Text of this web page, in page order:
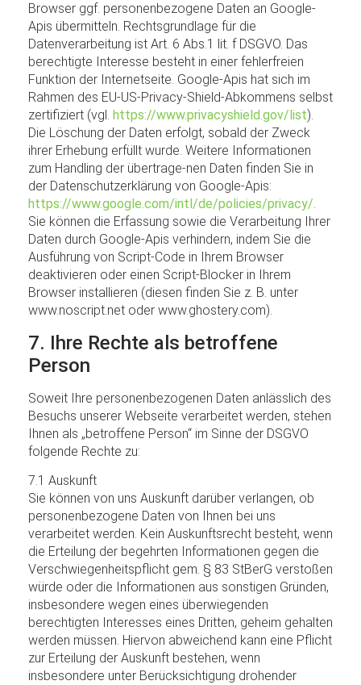
Browser ggf. personenbezogene Daten an Google-
Apis übermitteln. Rechtsgrundlage für die
Datenverarbeitung ist Art. 6 Abs.1 lit. f DSGVO. Das
berechtigte Interesse besteht in einer fehlerfreien
Funktion der Internetseite. Google-Apis hat sich im
Rahmen des EU-US-Privacy-Shield-Abkommens selbst
zertifiziert (vgl. https://www.privacyshield.gov/list).
Die Löschung der Daten erfolgt, sobald der Zweck
ihrer Erhebung erfüllt wurde. Weitere Informationen
zum Handling der übertrage-nen Daten finden Sie in
der Datenschutzerklärung von Google-Apis:
https://www.google.com/intl/de/policies/privacy/.
Sie können die Erfassung sowie die Verarbeitung Ihrer
Daten durch Google-Apis verhindern, indem Sie die
Ausführung von Script-Code in Ihrem Browser
deaktivieren oder einen Script-Blocker in Ihrem
Browser installieren (diesen finden Sie z. B. unter
www.noscript.net oder www.ghostery.com).
7. Ihre Rechte als betroffene
Person
Soweit Ihre personenbezogenen Daten anlässlich des
Besuchs unserer Webseite verarbeitet werden, stehen
Ihnen als „betroffene Person“ im Sinne der DSGVO
folgende Rechte zu:
7.1 Auskunft
Sie können von uns Auskunft darüber verlangen, ob
personenbezogene Daten von Ihnen bei uns
verarbeitet werden. Kein Auskunftsrecht besteht, wenn
die Erteilung der begehrten Informationen gegen die
Verschwiegenheitspflicht gem. § 83 StBerG verstoßen
würde oder die Informationen aus sonstigen Gründen,
insbesondere wegen eines überwiegenden
berechtigten Interesses eines Dritten, geheim gehalten
werden müssen. Hiervon abweichend kann eine Pflicht
zur Erteilung der Auskunft bestehen, wenn
insbesondere unter Berücksichtigung drohender